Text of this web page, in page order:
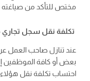
مختص للتأكد من
تكلفة نقل سجل تجاري
عند تنازل صاحب العمل
بعض أو كافة الموظفين
احتساب تكلفة نقل